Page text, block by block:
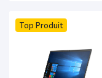
Top Produit